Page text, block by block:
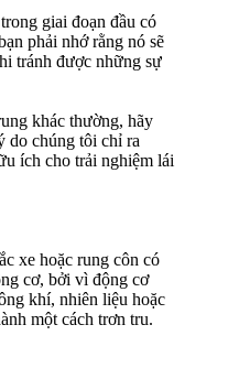
giai đoạn đầu có
phải nhớ rằng nó sẽ
tránh được những sự
khác thường, hãy
do chúng tôi chỉ ra
ích cho trải nghiệm lái
xe hoặc rung côn có
cơ, bởi vì động cơ
khí, nhiên liệu hoặc
một cách trơn tru.